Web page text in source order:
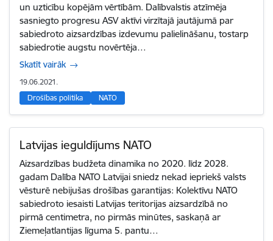
un uzticību kopējām vērtībām. Dalībvalstis atzīmēja
sasniegto progresu ASV aktīvi virzītajā jautājumā par
sabiedroto aizsardzības izdevumu palielināšanu, tostarp
sabiedrotie augstu novērtēja…
Skatīt vairāk
19.06.2021.
Drošības politika
NATO
Latvijas ieguldījums NATO
Aizsardzības budžeta dinamika no 2020. līdz 2028.
gadam Dalība NATO Latvijai sniedz nekad iepriekš valsts
vēsturē nebijušas drošības garantijas: Kolektīvu NATO
sabiedroto iesaisti Latvijas teritorijas aizsardzībā no
pirmā centimetra, no pirmās minūtes, saskaņā ar
Ziemeļatlantijas līguma 5. pantu…